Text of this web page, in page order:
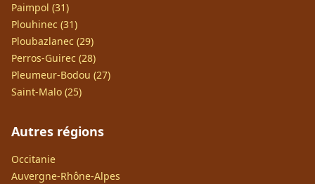
Paimpol (31)
Plouhinec (31)
Ploubazlanec (29)
Perros-Guirec (28)
Pleumeur-Bodou (27)
Saint-Malo (25)
Autres régions
Occitanie
Auvergne-Rhône-Alpes